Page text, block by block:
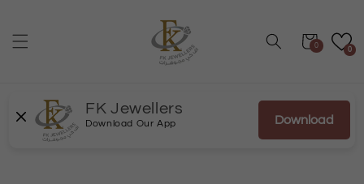
المحتوى
0
عربة
0
FK Jewellers
Download Our App Download